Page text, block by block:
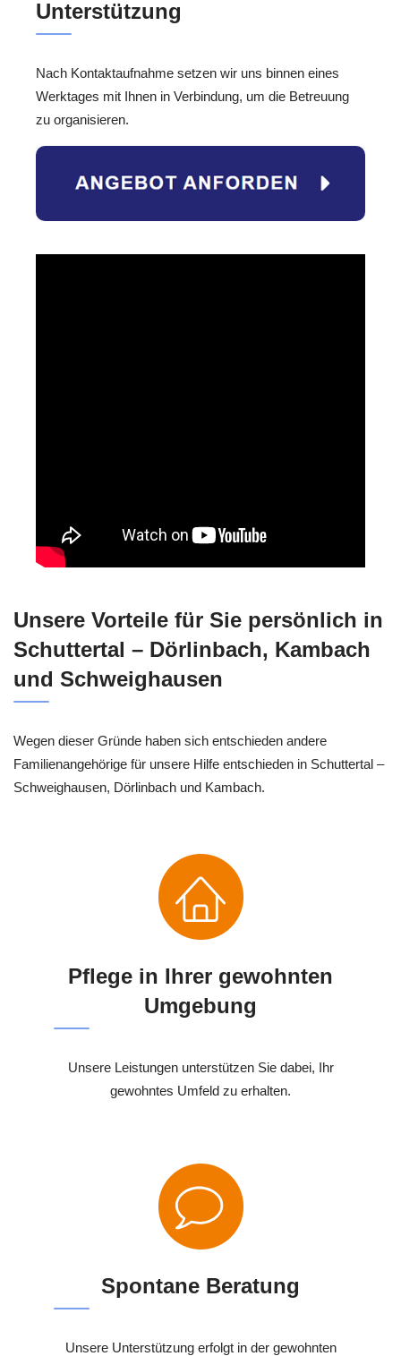
Unterstützung
Nach Kontaktaufnahme setzen wir uns binnen eines
Werktages mit Ihnen in Verbindung, um die Betreuung
zu organisieren.
Unsere Vorteile für Sie persönlich in
Schuttertal – Dörlinbach, Kambach
und Schweighausen
Wegen dieser Gründe haben sich entschieden andere
Familienangehörige für unsere Hilfe entschieden in Schuttertal –
Schweighausen, Dörlinbach und Kambach.
Pflege in Ihrer gewohnten
Umgebung
Unsere Leistungen unterstützen Sie dabei, Ihr
gewohntes Umfeld zu erhalten.
Spontane Beratung
Unsere Unterstützung erfolgt in der gewohnten